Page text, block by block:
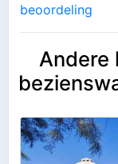
beoordeling
Andere